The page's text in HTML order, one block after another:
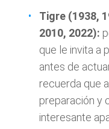
Tigre (1938,
2010, 2022):
que le invita a
antes de
recuerda que
preparación y
interesante